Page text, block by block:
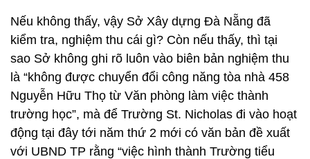
Nếu không thấy, vậy Sở Xây dựng Đà Nẵng đã
kiểm tra, nghiệm thu cái gì? Còn nếu thấy, thì tại
sao Sở không ghi rõ luôn vào biên bản nghiệm thu
là “không được chuyển đổi công năng tòa nhà 458
Nguyễn Hữu Thọ từ Văn phòng làm việc thành
trường học”, mà để Trường St. Nicholas đi vào hoạt
động tại đây tới năm thứ 2 mới có văn bản đề xuất
với UBND TP rằng “việc hình thành Trường tiểu